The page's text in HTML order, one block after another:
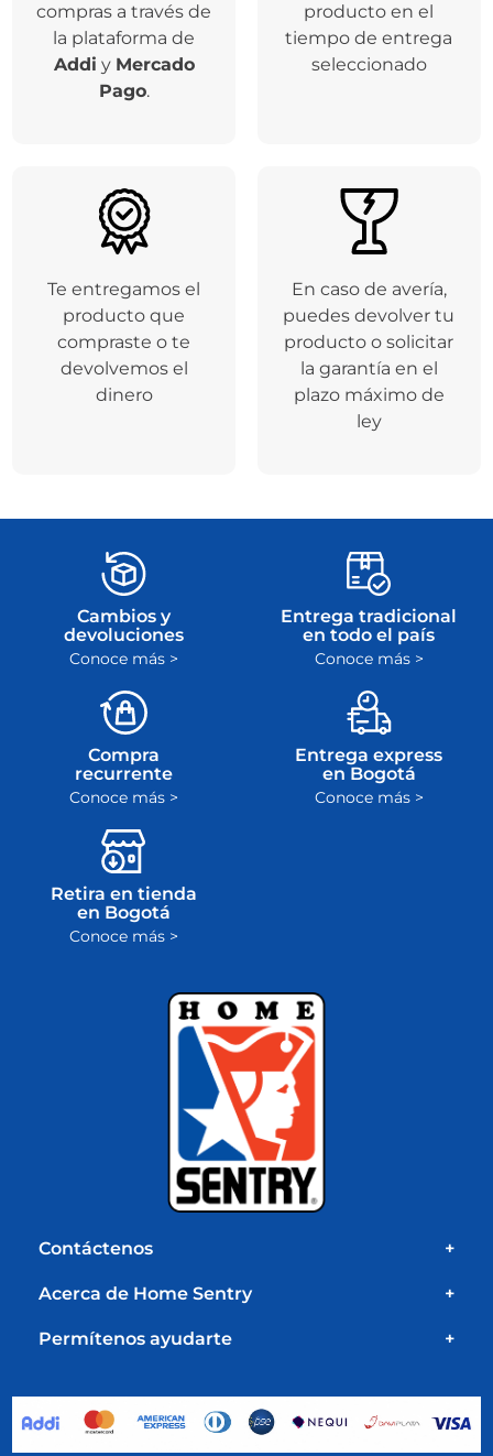
compras a través de
la plataforma de
Addi y Mercado
Pago.
producto en el
tiempo de entrega
seleccionado
Te entregamos el
producto que
compraste o te
devolvemos el
dinero
En caso de avería,
puedes devolver tu
producto o solicitar
la garantía en el
plazo máximo de
ley
Cambios y
devoluciones
Conoce más >
Entrega tradicional
en todo el país
Conoce más >
Compra
recurrente
Conoce más >
Entrega express
en Bogotá
Conoce más >
Retira en tienda
en Bogotá
Conoce más >
Contáctenos +
Acerca de Home Sentry +
Permítenos ayudarte +